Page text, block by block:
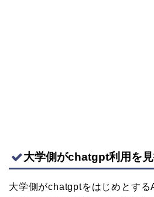
大学側がchatgpt利用を
大学側がchatgptをはじめとする